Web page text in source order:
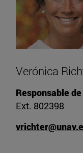
Verónica
Responsable
Ext. 802398